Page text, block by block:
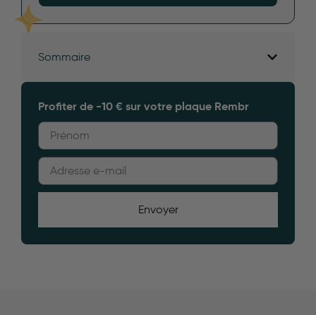
Sommaire
Profiter de -10 € sur votre plaque Rembr
Envoyer